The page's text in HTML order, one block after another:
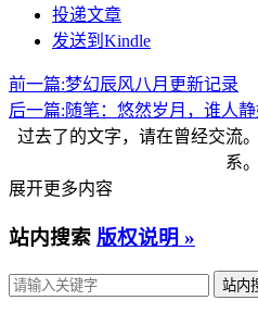
投递文章
发送到Kindle
前一篇:梦幻辰风八月更新记录
后一篇:随笔：悠然岁月，谁人静
过去了的文字，请在曾经交流
系。
展开更多内容
站内搜索 版权说明 »